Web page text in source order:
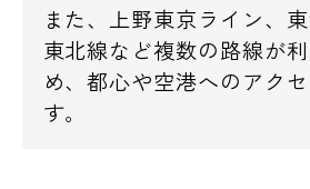
また、上野東京ライン、
東北線など複数の路線が
め、都心や空港へのアク
す。